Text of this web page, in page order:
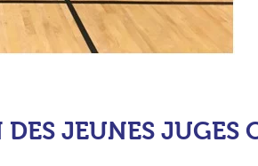
JEUNES JUGES